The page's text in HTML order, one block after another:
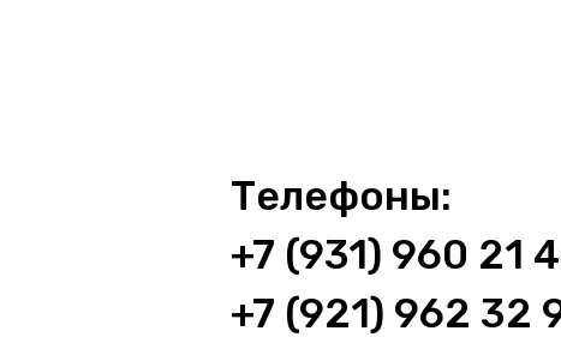
Телефоны:
+7 (931) 960 21
+7 (921) 962 32